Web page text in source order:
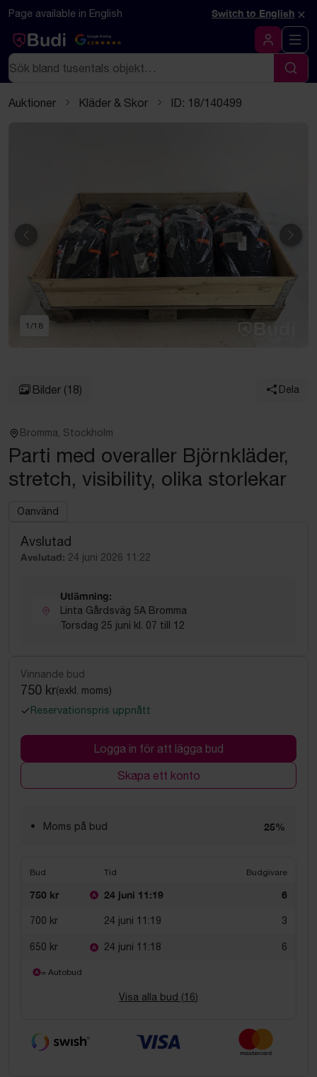
Hoppa till innehåll
Textbaserad (markdown) version av denna sida
Page available in English Switch to English ×
Google Rating
4.5
Logga in
Sök
Sök
Auktioner Kläder & Skor ID: 18/140499
Föregående
1 /18
Bilder (18) Dela
Bromma, Stockholm
Parti med overaller Björnkläder,
stretch, visibility, olika storlekar
Oanvänd
Avslutad
Avslutad: 24 juni 2026 11:22
Utlämning:
Linta Gårdsväg 5A Bromma
Torsdag 25 juni kl. 07 till 12
Vinnande bud
750 kr(exkl. moms)
Reservationspris uppnått
Logga in för att lägga bud
Skapa ett konto
Moms på bud 25%
Bud Tid Budgivare
750 kr 24 juni 11:19 6
700 kr 24 juni 11:19 3
650 kr 24 juni 11:18 6
= Autobud
Visa alla bud (16)